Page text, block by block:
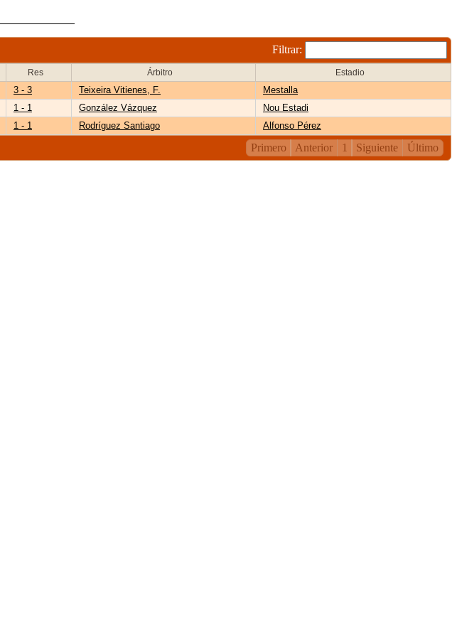
Filtrar:
Res Árbitro Estadio
3 - 3 Teixeira Vitienes, F. Mestalla
1 - 1 González Vázquez Nou Estadi
1 - 1 Rodríguez Santiago Alfonso Pérez
Primero Anterior 1 Siguiente Último